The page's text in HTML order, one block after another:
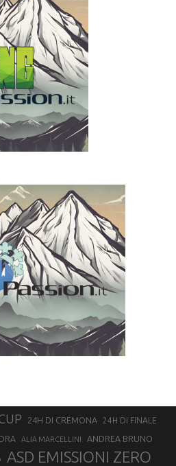
24H DI CREMONA 24H DI FINALE
ALIA MARCELLINI ANDREA BRUNO
ASD EMISSIONI ZERO